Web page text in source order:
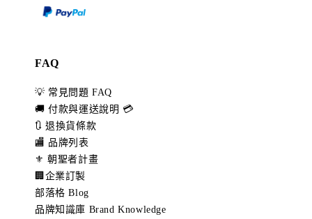
FAQ
💡 常見問題 FAQ
🚚 付款與運送說明 💳
🔃 退換貨條款
🏬 品牌列表
⚜️ 朝聖者計畫
🏢企業訂製
部落格 Blog
品牌知識庫 Brand Knowledge